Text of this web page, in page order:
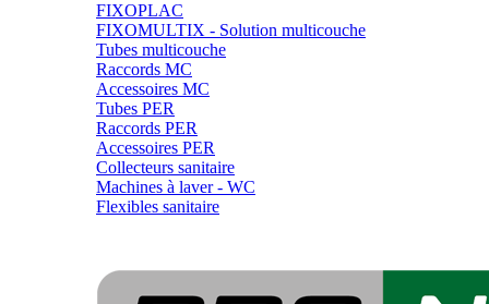
FIXOPLAC
FIXOMULTIX - Solution multicouche
Tubes multicouche
Raccords MC
Accessoires MC
Tubes PER
Raccords PER
Accessoires PER
Collecteurs sanitaire
Machines à laver - WC
Flexibles sanitaire